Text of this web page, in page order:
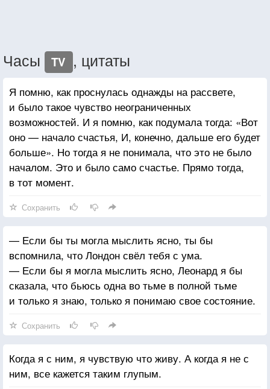
Часы TV , цитаты
Я помню, как проснулась однажды на рассвете,
и было такое чувство неограниченных
возможностей. И я помню, как подумала тогда: «Вот
оно — начало счастья, И, конечно, дальше его будет
больше». Но тогда я не понимала, что это не было
началом. Это и было само счастье. Прямо тогда,
в тот момент.
Сохранить
— Если бы ты могла мыслить ясно, ты бы
вспомнила, что Лондон свёл тебя с ума.
— Если бы я могла мыслить ясно, Леонард я бы
сказала, что бьюсь одна во тьме в полной тьме
и только я знаю, только я понимаю свое состояние.
Сохранить
Когда я с ним, я чувствую что живу. А когда я не с
ним, все кажется таким глупым.